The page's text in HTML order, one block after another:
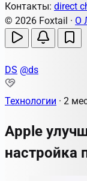
Контакты: direct
© 2026 Foxtail · О
DS @ds
Технологии · 2
Apple
настройка